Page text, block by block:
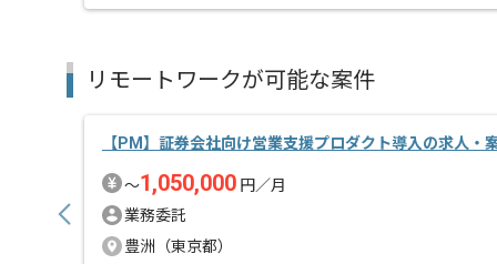
リモートワークが可能な案件
【PM】証券会社向け営業支援プロダクト導入の求人・
〜1,050,000 円／月
業務委託
豊洲（東京都）